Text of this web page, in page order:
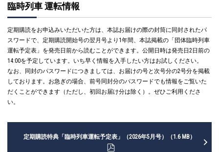
臨時列車 運転情報
定期購読をお申込みいただいた方は、本誌お届けの際の封筒に同封されたパ
スワードで、定期購読開始号の翌月号より1年間、本誌掲載の「団体臨時列車
運転予定表」を発売日前から読むことができます。公開日時は発売日2日前の
14:00を予定しています。いち早く情報を入手したい方はお試しください。
なお、同封のパスワードにつきましては、お届けの号と次号分の2号分を掲載
しております。お急ぎの場合、前号同封分のパスワードでも情報をご覧いた
だくことができます（ただし、初回お届け分は除く）。ぜひご利用くださ
い。
定期購読特典「臨時列車運転予定表」（2026年5月号）（1.6 MB）